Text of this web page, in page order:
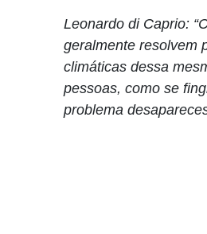
Leonardo di Caprio:
geralmente resolvem
climáticas dessa
pessoas, como se
problema